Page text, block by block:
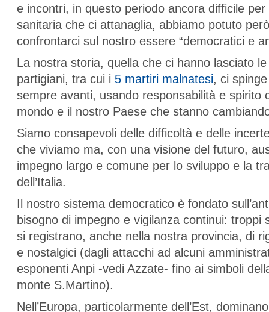
e incontri, in questo periodo ancora difficile per
sanitaria che ci attanaglia, abbiamo potuto
confrontarci sul nostro essere “democratici e
La nostra storia, quella che ci hanno lasciato
partigiani, tra cui i 5 martiri malnatesi, ci
sempre avanti, usando responsabilità e spirito
mondo e il nostro Paese che stanno
Siamo consapevoli delle difficoltà e delle
che viviamo ma, con una visione del futuro,
impegno largo e comune per lo sviluppo e la
dell’Italia.
Il nostro sistema democratico è fondato
bisogno di impegno e vigilanza continui: troppi
si registrano, anche nella nostra provincia, di
e nostalgici (dagli attacchi ad alcuni
esponenti Anpi -vedi Azzate- fino ai simboli
monte S.Martino).
Nell’Europa, particolarmente dell’Est,